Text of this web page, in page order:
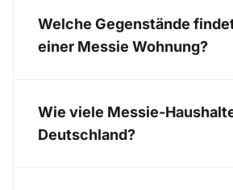
Welche Gegenstände
einer Messie Wohnung?
Wie viele Messie-
Deutschland?